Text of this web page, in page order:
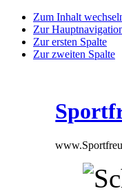
Zum Inhalt
Zur
Zur ersten Spalte
Zur zweiten Spalte